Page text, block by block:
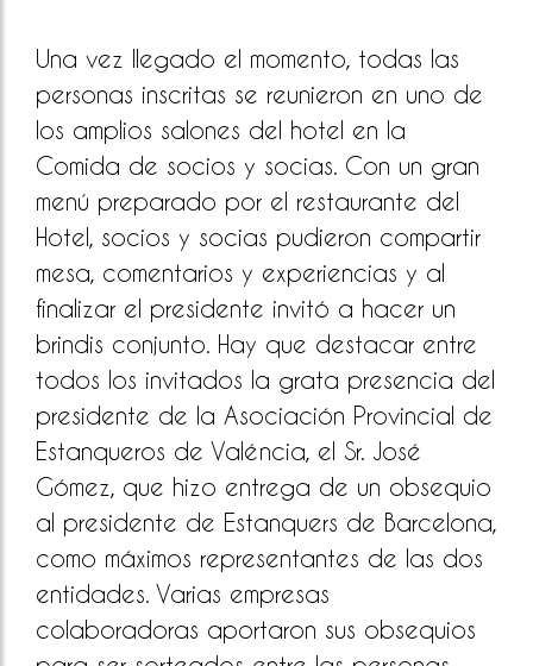
Una vez llegado el momento, todas las
personas inscritas se reunieron en uno de
los amplios salones del hotel en la
Comida de socios y socias. Con un gran
menú preparado por el restaurante del
Hotel, socios y socias pudieron compartir
mesa, comentarios y experiencias y al
finalizar el presidente invitó a hacer un
brindis conjunto. Hay que destacar entre
todos los invitados la grata presencia del
presidente de la Asociación Provincial de
Estanqueros de Valéncia, el Sr. José
Gómez, que hizo entrega de un obsequio
al presidente de Estanquers de Barcelona,
como máximos representantes de las dos
entidades. Varias empresas
colaboradoras aportaron sus obsequios